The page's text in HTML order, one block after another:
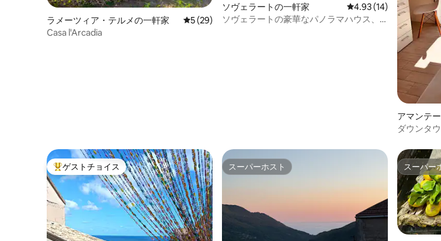
ラメーツィア・テルメの一軒家 レビュー29件、5つ星中5つ星の平均評価
5 (29)
Casa l'Arcadia
ソヴェラートの一軒家 レビュー14件、5つ星中
4.93 (14)
ソヴェラートの豪華なパノラマハウス、
アマンテ
ダウンタ
大好評のゲストチョイスです。
ゲストチョイス スーパーホスト
スーパーホスト スーパー
スーパー